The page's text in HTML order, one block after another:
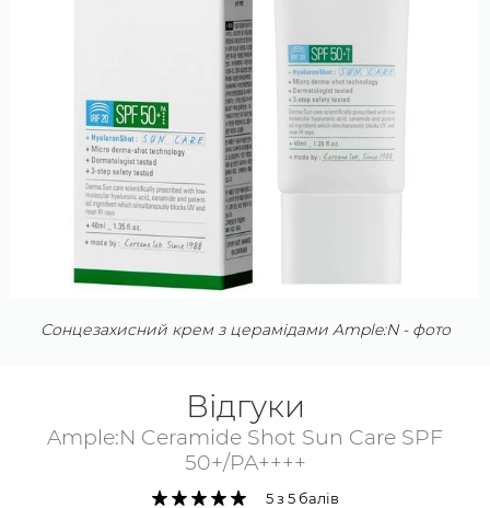
себе амінокислота – аденозин, тоді як аргінін
відновлює пошкоджені тканини, чинить антивіковий
вплив і, розширюючи судини, посилює приплив
крові. Крем, який захищає від сонячних променів,
рясніє водорозчинним вітаміном (В3) – ніацинамідом.
Компонент нового покоління відповідає за регулярне
оновлення клітин епідермісу, завдяки чому
повертається втрачену еластичність, вирівнюється
текстура, знижується втрата вологи, зменшується
вираженість запальних процесів і подразнень.
Сонцезахисний крем з церамідами Ample:N - фото
Відгуки
Ample:N Ceramide Shot Sun Care SPF
50+/PA++++
5 з 5 балів